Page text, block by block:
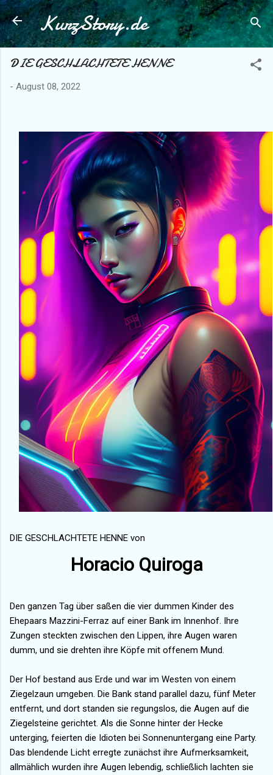
Direkt zum Hauptbereich
KurzStory.de
DIE GESCHLACHTETE HENNE
- August 08, 2022
DIE GESCHLACHTETE HENNE von
Horacio Quiroga
Den ganzen Tag über saßen die vier dummen Kinder des
Ehepaars Mazzini-Ferraz auf einer Bank im Innenhof. Ihre
Zungen steckten zwischen den Lippen, ihre Augen waren
dumm, und sie drehten ihre Köpfe mit offenem Mund.
Der Hof bestand aus Erde und war im Westen von einem
Ziegelzaun umgeben. Die Bank stand parallel dazu, fünf Meter
entfernt, und dort standen sie regungslos, die Augen auf die
Ziegelsteine gerichtet. Als die Sonne hinter der Hecke
unterging, feierten die Idioten bei Sonnenuntergang eine Party.
Das blendende Licht erregte zunächst ihre Aufmerksamkeit,
allmählich wurden ihre Augen lebendig, schließlich lachten sie